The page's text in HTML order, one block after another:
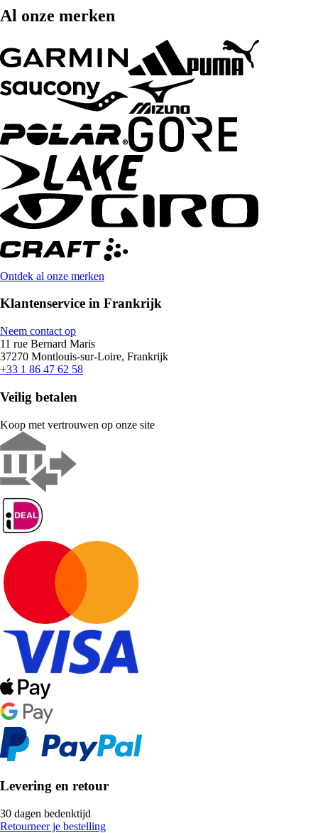
Al onze merken
Ontdek al onze merken
Klantenservice in Frankrijk
Neem contact op
11 rue Bernard Maris
37270 Montlouis-sur-Loire, Frankrijk
+33 1 86 47 62 58
Veilig betalen
Koop met vertrouwen op onze site
Levering en retour
30 dagen bedenktijd
Retourneer je bestelling